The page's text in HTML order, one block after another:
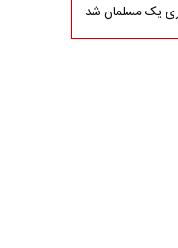
یک مسلمان شد